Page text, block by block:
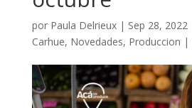
por Paula Delrieux| Sep 28, 2022
Carhue, Novedades, Produccion |